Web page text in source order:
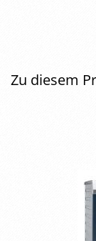
Zu diesem